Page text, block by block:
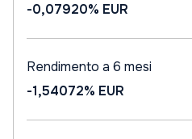
-0,07920% EUR
Rendimento a 6 mesi
-1,54072% EUR